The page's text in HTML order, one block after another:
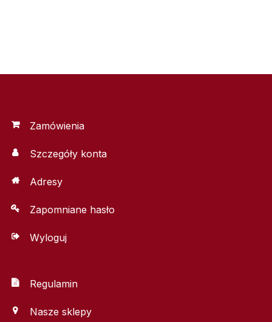
Zamówienia
Szczegóły konta
Adresy
Zapomniane hasło
Wyloguj
Regulamin
Nasze sklepy